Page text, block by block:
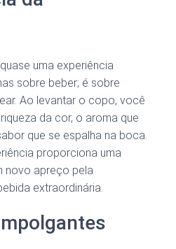
uma experiência
sobre beber; é sobre
Ao levantar o copo, você
da cor, o aroma que
que se espalha na boca.
proporciona uma
novo apreço pela
extraordinária.